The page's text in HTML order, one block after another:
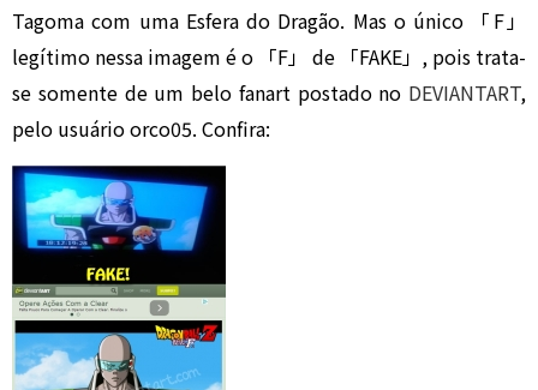
Tagoma com uma Esfera do Dragão. Mas o único 「F」
legítimo nessa imagem é o 「F」 de 「FAKE」, pois trata-
se somente de um belo fanart postado no DEVIANTART,
pelo usuário orco05. Confira: